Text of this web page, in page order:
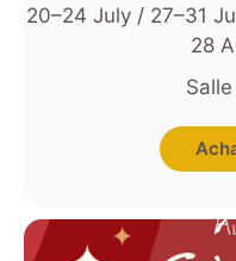
20–24 July / 27–31
28